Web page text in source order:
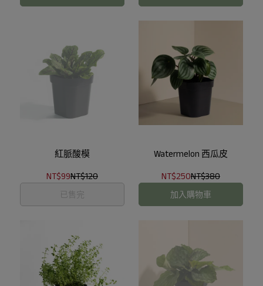
紅脈酸模
NT$99NT$120
已售完
Watermelon 西瓜皮
NT$250NT$380
加入購物車